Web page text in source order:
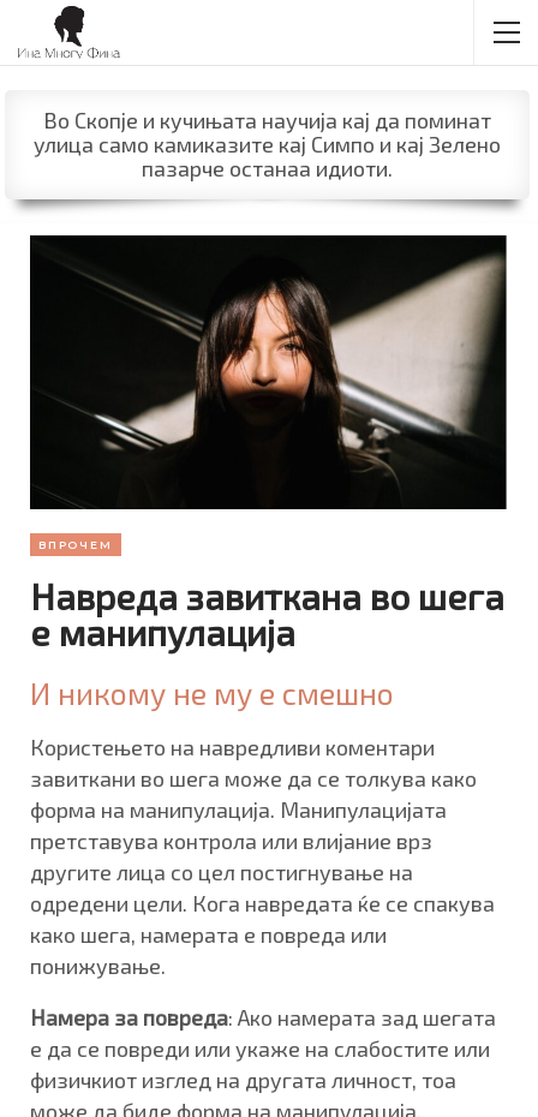
Во Скопје и кучињата научија кај да поминат
улица само камиказите кај Симпо и кај Зелено
пазарче останаа идиоти.
ВПРОЧЕМ
Навреда завиткана во шега
е манипулација
И никому не му е смешно
Користењето на навредливи коментари
завиткани во шега може да се толкува како
форма на манипулација. Манипулацијата
претставува контрола или влијание врз
другите лица со цел постигнување на
одредени цели. Кога навредата ќе се спакува
како шега, намерата е повреда или
понижување.
Намера за повреда: Ако намерата зад шегата
е да се повреди или укаже на слабостите или
физичкиот изглед на другата личност, тоа
може да биде форма на манипулација,